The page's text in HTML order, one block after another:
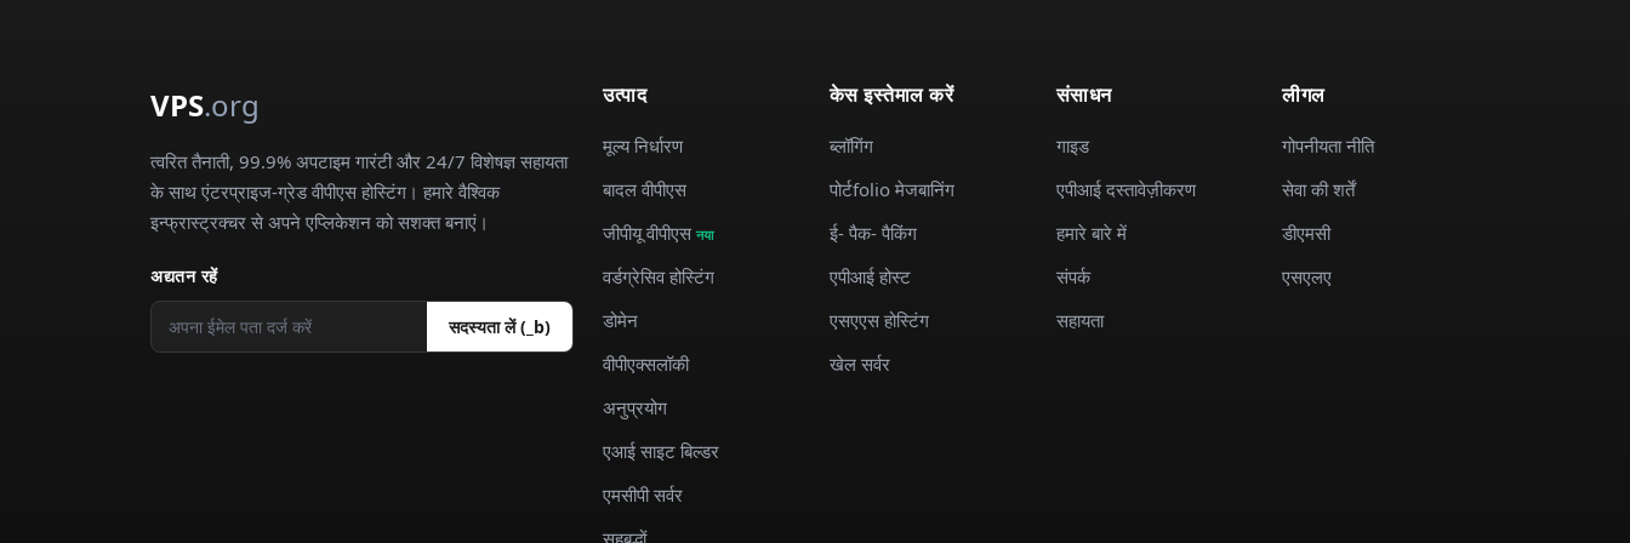
VPS.org
त्वरित तैनाती, 99.9% अपटाइम गारंटी और 24/7 विशेषज्ञ सहायता
के साथ एंटरप्राइज-ग्रेड वीपीएस होस्टिंग। हमारे वैश्विक
इन्फ्रास्ट्रक्चर से अपने एप्लिकेशन को सशक्त बनाएं।
अद्यतन रहें
सदस्यता लें (_b)
उत्पाद
मूल्य निर्धारण
बादल वीपीएस
जीपीयू वीपीएसनया
वर्डग्रेसिव होस्टिंग
डोमेन
वीपीएक्सलॉकी
अनुप्रयोग
एआई साइट बिल्डर
एमसीपी सर्वर
सहबद्धों
केस इस्तेमाल करें
ब्लॉगिंग
पोर्टfolio मेजबानिंग
ई- पैक- पैकिंग
एपीआई होस्ट
एसएएस होस्टिंग
खेल सर्वर
संसाधन
गाइड
एपीआई दस्तावेज़ीकरण
हमारे बारे में
संपर्क
सहायता
लीगल
गोपनीयता नीति
सेवा की शर्तें
डीएमसी
एसएलए